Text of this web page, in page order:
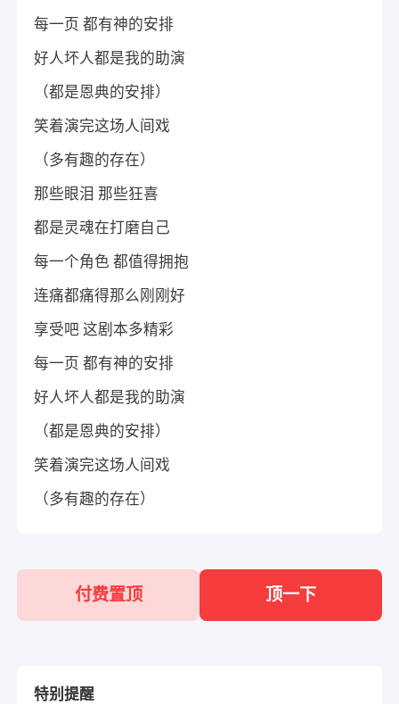
每一页 都有神的安排
好人坏人都是我的助演
（都是恩典的安排）
笑着演完这场人间戏
（多有趣的存在）
那些眼泪 那些狂喜
都是灵魂在打磨自己
每一个角色 都值得拥抱
连痛都痛得那么刚刚好
享受吧 这剧本多精彩
每一页 都有神的安排
好人坏人都是我的助演
（都是恩典的安排）
笑着演完这场人间戏
（多有趣的存在）
付费置顶 顶一下
特别提醒